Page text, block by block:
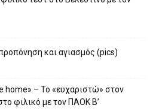
και αγιασμός (pics)
home» – Το «ευχαριστώ» στον
φιλικό με τον ΠΑΟΚ Β’